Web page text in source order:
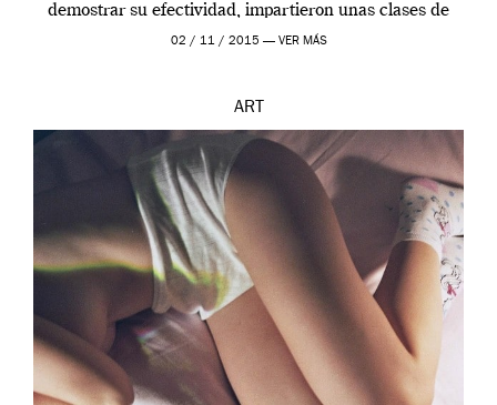
demostrar su efectividad, impartieron unas clases de
prueba en el Tate […]
02 / 11 / 2015 — VER MÁS
ART